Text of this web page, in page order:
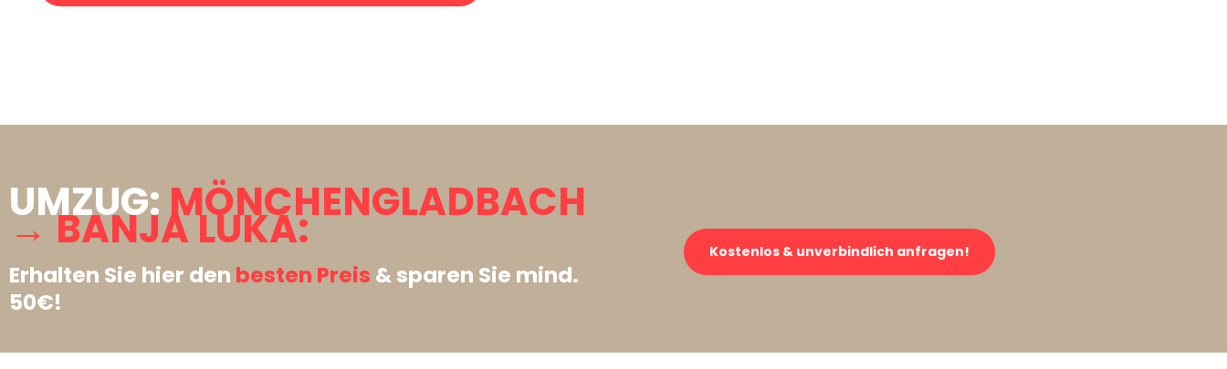
UMZUG: MÖNCHENGLADBACH
→ BANJA LUKA:
Erhalten Sie hier den besten Preis & sparen Sie mind.
50€!
Kostenlos & unverbindlich anfragen!